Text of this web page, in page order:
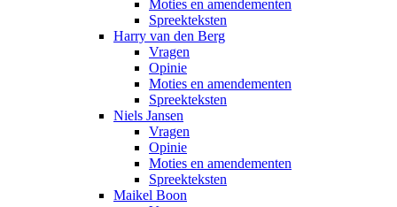
Moties en amendementen
Spreekteksten
Harry van den Berg
Vragen
Opinie
Moties en amendementen
Spreekteksten
Niels Jansen
Vragen
Opinie
Moties en amendementen
Spreekteksten
Maikel Boon